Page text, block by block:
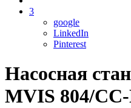
3
google
LinkedIn
Pinterest
Насосная
MVIS 804/